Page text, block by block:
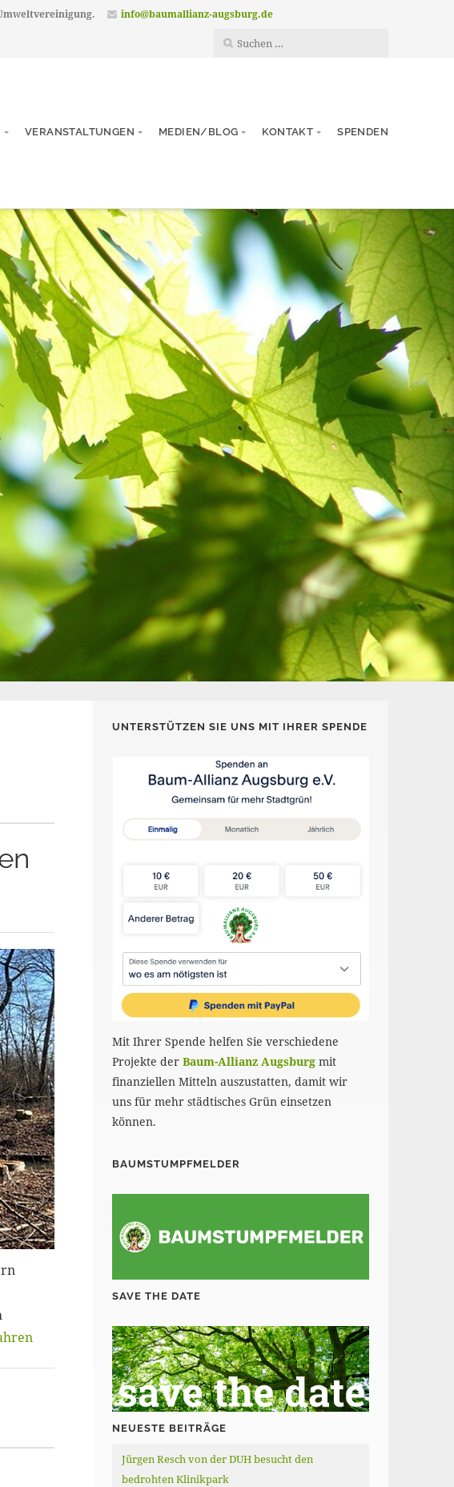
info@baumallianz-augsburg.de
VERANSTALTUNGEN MEDIEN/BLOG KONTAKT SPENDEN
UNTERSTÜTZEN SIE UNS MIT IHRER SPENDE
Mit Ihrer Spende helfen Sie verschiedene
Projekte derBaum-Allianz Augsburg mit
finanziellen Mitteln auszustatten, damit wir
uns für mehr städtisches Grün einsetzen
können.
BAUMSTUMPFMELDER
SAVE THE DATE
NEUESTE BEITRÄGE
Jürgen Resch von der DUH besucht den
bedrohten Klinikpark